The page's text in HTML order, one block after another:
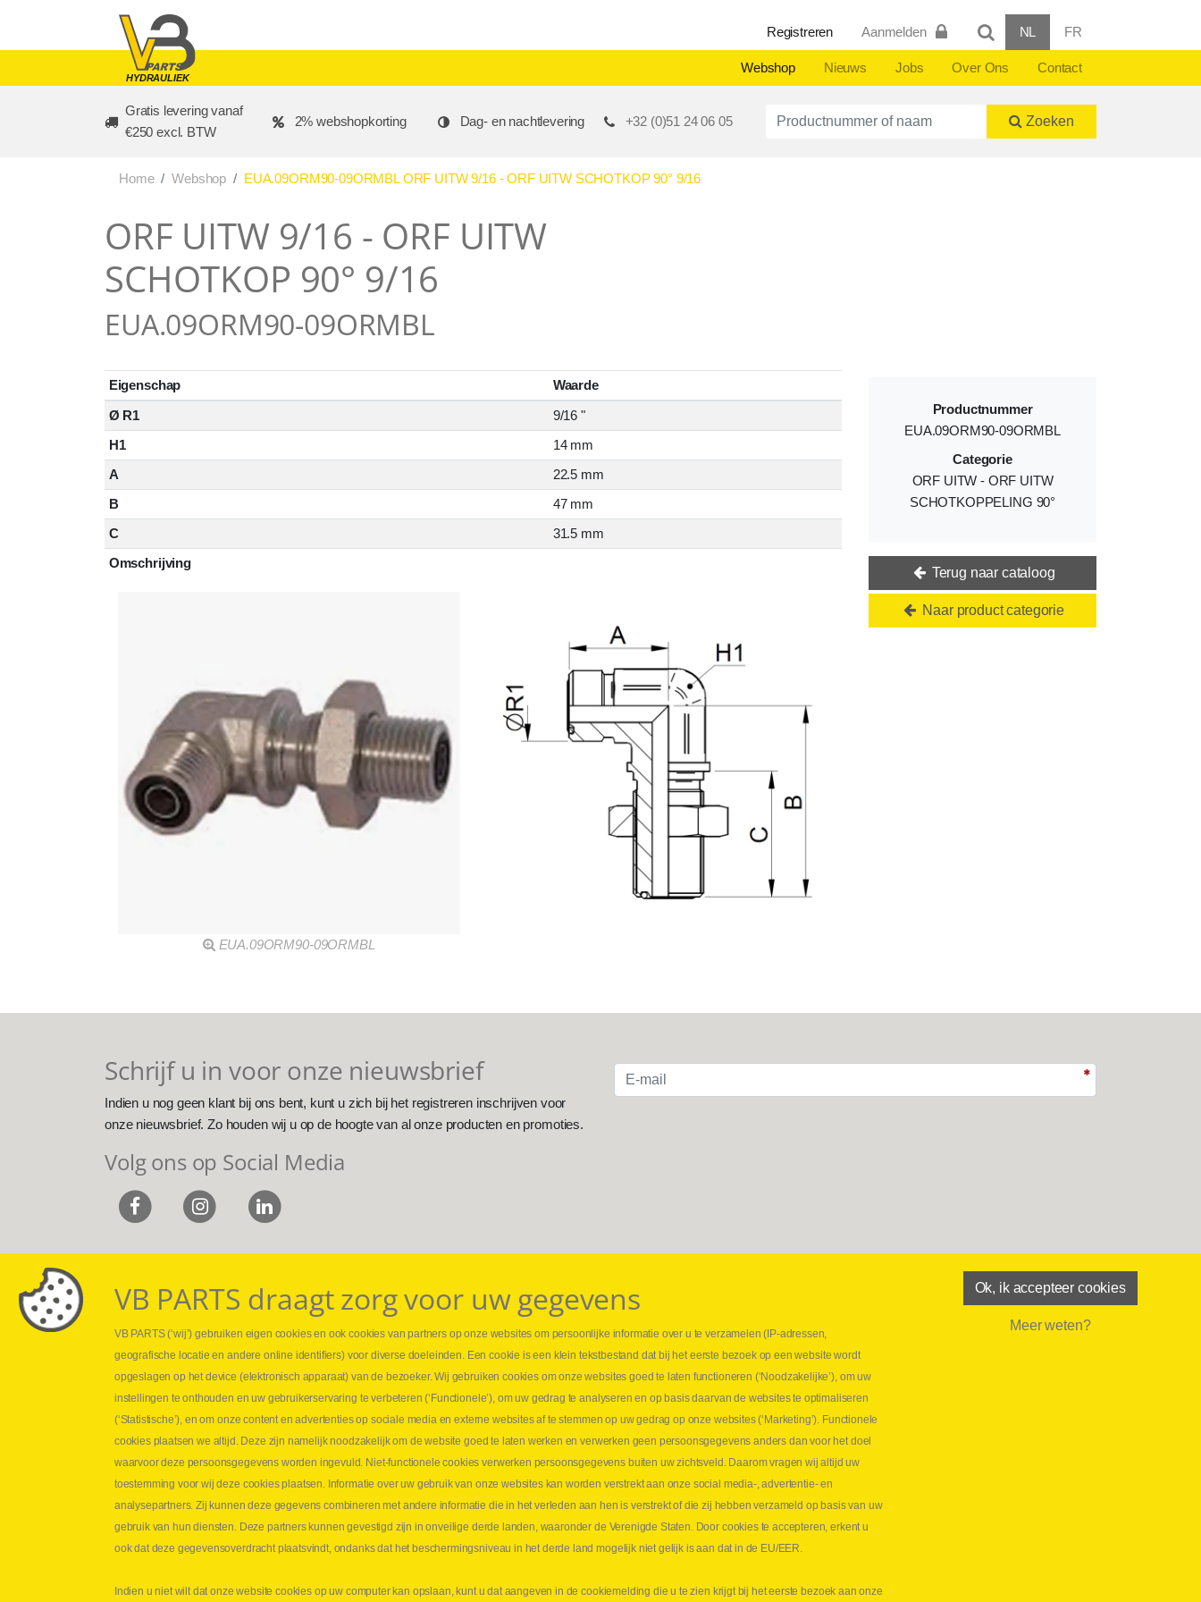
HYDRAULIEK
Registreren Aanmelden NL FR
Webshop Nieuws Jobs Over Ons Contact
Gratis levering vanaf
€250 excl. BTW
2% webshopkorting Dag- en nachtlevering +32 (0)51 24 06 05 Productnummer of naam Zoeken
Home Webshop EUA.09ORM90-09ORMBL ORF UITW 9/16 - ORF UITW SCHOTKOP 90° 9/16
ORF UITW 9/16 - ORF UITW
SCHOTKOP 90° 9/16
EUA.09ORM90-09ORMBL
Eigenschap
Waarde
Ø R1
9/16 "
H1
14 mm
A
22.5 mm
B
47 mm
C
31.5 mm
Omschrijving
EUA.09ORM90-09ORMBL
Productnummer
EUA.09ORM90-09ORMBL
Categorie
ORF UITW - ORF UITW
SCHOTKOPPELING 90°
Terug naar cataloog
Naar product categorie
Schrijf u in voor onze nieuwsbrief
Indien u nog geen klant bij ons bent, kunt u zich bij het registreren inschrijven voor
onze nieuwsbrief. Zo houden wij u op de hoogte van al onze producten en promoties.
Volg ons op Social Media
Webshop
Nieuws
Jobs
Leveringen
Drukcontrole set
Persmaten
Hydraulische slangen
Contact VB Parts
Abraham Hansstraat 7
B-8800 Roeselare
⏳ Laatste maand Webtec-promotie!
⏳ Laatste kans voor onze promo
snelkoppelingen!
1 juni 2026
Lees meer NL
VB PARTS draagt zorg voor uw gegevens
VB PARTS (‘wij’) gebruiken eigen cookies en ook cookies van partners op onze websites om persoonlijke informatie over u te verzamelen (IP-adressen,
geografische locatie en andere online identifiers) voor diverse doeleinden. Een cookie is een klein tekstbestand dat bij het eerste bezoek op een website wordt
opgeslagen op het device (elektronisch apparaat) van de bezoeker. Wij gebruiken cookies om onze websites goed te laten functioneren (‘Noodzakelijke’), om uw
instellingen te onthouden en uw gebruikerservaring te verbeteren (‘Functionele’), om uw gedrag te analyseren en op basis daarvan de websites te optimaliseren
(‘Statistische’), en om onze content en advertenties op sociale media en externe websites af te stemmen op uw gedrag op onze websites (‘Marketing’). Functionele
cookies plaatsen we altijd. Deze zijn namelijk noodzakelijk om de website goed te laten werken en verwerken geen persoonsgegevens anders dan voor het doel
waarvoor deze persoonsgegevens worden ingevuld. Niet-functionele cookies verwerken persoonsgegevens buiten uw zichtsveld. Daarom vragen wij altijd uw
toestemming voor wij deze cookies plaatsen. Informatie over uw gebruik van onze websites kan worden verstrekt aan onze social media-, advertentie- en
analysepartners. Zij kunnen deze gegevens combineren met andere informatie die in het verleden aan hen is verstrekt of die zij hebben verzameld op basis van uw
gebruik van hun diensten. Deze partners kunnen gevestigd zijn in onveilige derde landen, waaronder de Verenigde Staten. Door cookies te accepteren, erkent u
ook dat deze gegevensoverdracht plaatsvindt, ondanks dat het beschermingsniveau in het derde land mogelijk niet gelijk is aan dat in de EU/EER.
Indien u niet wilt dat onze website cookies op uw computer kan opslaan, kunt u dat aangeven in de cookiemelding die u te zien krijgt bij het eerste bezoek aan onze
Ok, ik accepteer cookies
Meer weten?